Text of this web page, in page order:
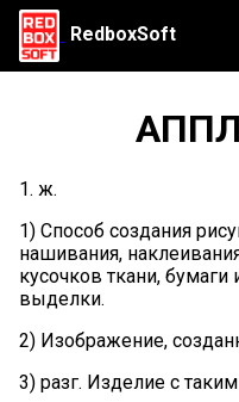
RedboxSoft
1. ж.
1) Способ создания
нашивания,
кусочков ткани, бумаги
выделки.
2) Изображение,
3) разг. Изделие с